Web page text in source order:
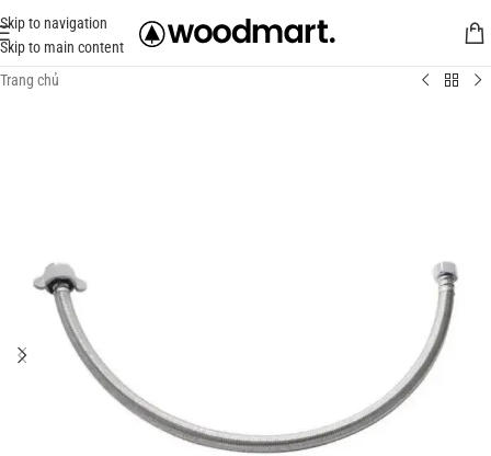
Skip to navigation
Skip to main content
Trang chủ